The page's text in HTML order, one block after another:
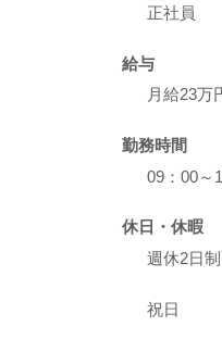
正社員
給与
月給23万
勤務時間
09：00～
休日・休暇
週休2日制
祝日